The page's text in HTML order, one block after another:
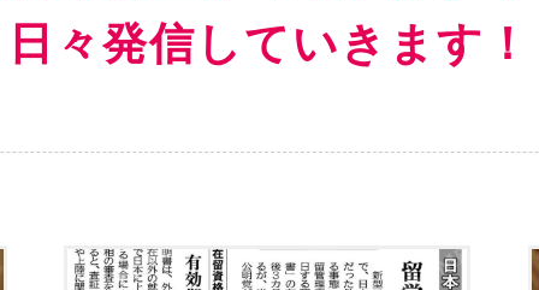
日々発信していきます！